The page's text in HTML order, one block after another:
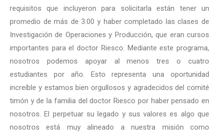
requisitos que incluyeron para solicitarla están tener un
promedio de más de 3.00 y haber completado las clases de
Investigación de Operaciones y Producción, que eran cursos
importantes para el doctor Riesco. Mediante este programa,
nosotros podemos apoyar al menos tres o cuatro
estudiantes por año. Esto representa una oportunidad
increíble y estamos bien orgullosos y agradecidos del comité
timón y de la familia del doctor Riesco por haber pensado en
nosotros. El perpetuar su legado y sus valores es algo que
nosotros está muy alineado a nuestra misión como